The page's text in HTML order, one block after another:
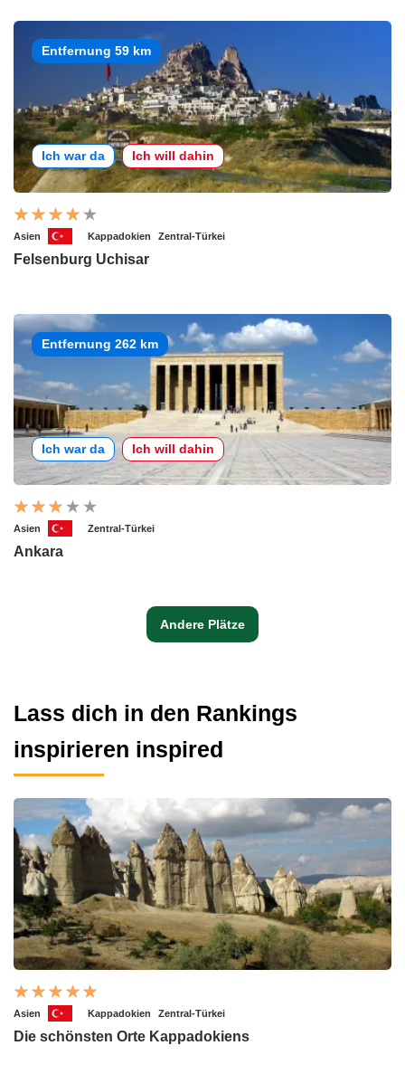
Entfernung 59 km
Ich war da Ich will dahin
Asien Kappadokien Zentral-Türkei
Felsenburg Uchisar
Entfernung 262 km
Ich war da Ich will dahin
Asien Zentral-Türkei
Ankara
Andere Plätze
Lass dich in den Rankings
inspirieren inspired
Asien Kappadokien Zentral-Türkei
Die schönsten Orte Kappadokiens